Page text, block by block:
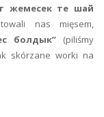
жемесек те шай
nas mięsem,
болдык”(piliśmy
skórzane worki na